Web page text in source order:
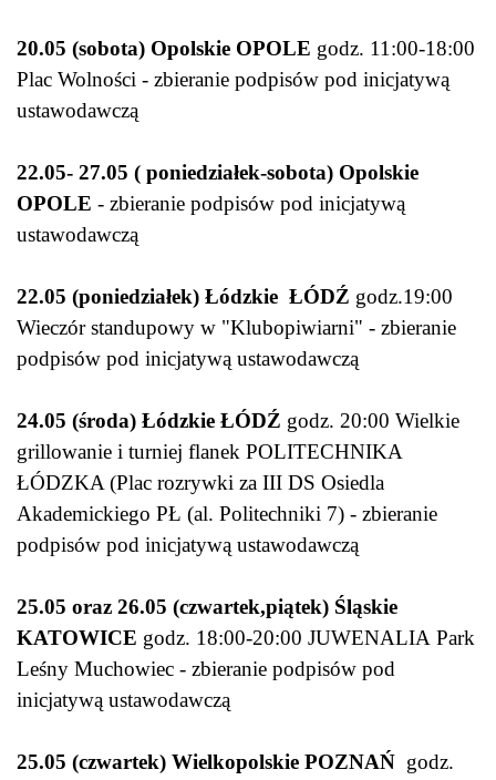
20.05 (sobota) Opolskie OPOLE godz. 11:00-18:00
Plac Wolności - zbieranie podpisów pod inicjatywą
ustawodawczą
22.05- 27.05 ( poniedziałek-sobota) Opolskie
OPOLE - zbieranie podpisów pod inicjatywą
ustawodawczą
22.05 (poniedziałek) Łódzkie ŁÓDŹ godz.19:00
Wieczór standupowy w "Klubopiwiarni" - zbieranie
podpisów pod inicjatywą ustawodawczą
24.05 (środa) Łódzkie ŁÓDŹ godz. 20:00 Wielkie
grillowanie i turniej flanek POLITECHNIKA
ŁÓDZKA (Plac rozrywki za III DS Osiedla
Akademickiego PŁ (al. Politechniki 7) - zbieranie
podpisów pod inicjatywą ustawodawczą
25.05 oraz 26.05 (czwartek,piątek) Śląskie
KATOWICE godz. 18:00-20:00 JUWENALIA Park
Leśny Muchowiec - zbieranie podpisów pod
inicjatywą ustawodawczą
25.05 (czwartek) Wielkopolskie POZNAŃ godz.